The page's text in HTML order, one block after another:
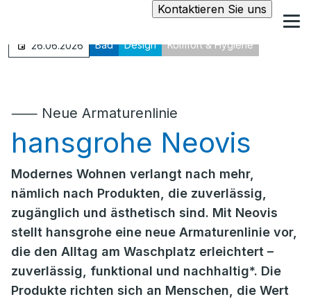
Kontaktieren Sie uns
26.06.2026 Bad Design Komfort & Hygiene
⸺ Neue Armaturenlinie
hansgrohe Neovis
Modernes Wohnen verlangt nach mehr,
nämlich nach Produkten, die zuverlässig,
zugänglich und ästhetisch sind. Mit Neovis
stellt hansgrohe eine neue Armaturenlinie vor,
die den Alltag am Waschplatz erleichtert –
zuverlässig, funktional und nachhaltig*. Die
Produkte richten sich an Menschen, die Wert